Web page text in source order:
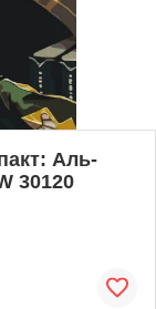
Аль-
30120